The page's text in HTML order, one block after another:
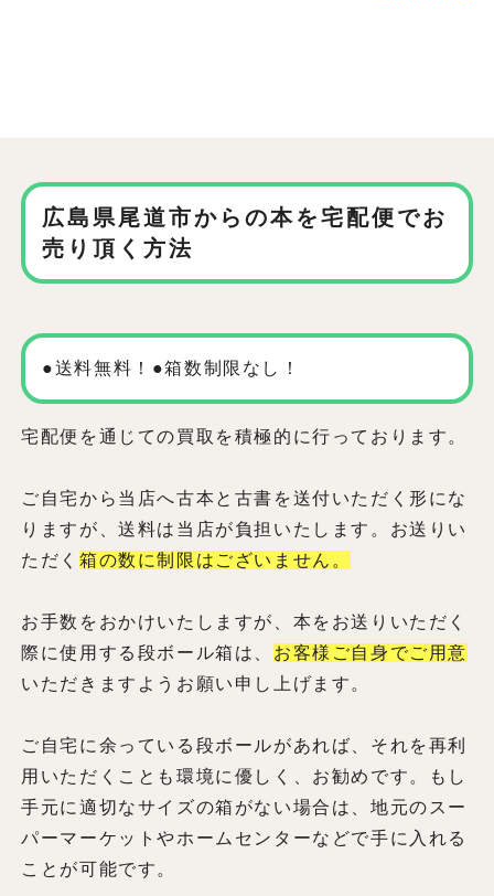
広島県尾道市からの本を宅配便でお
売り頂く方法
●送料無料！●箱数制限なし！
宅配便を通じての買取を積極的に行っております。
ご自宅から当店へ古本と古書を送付いただく形にな
りますが、送料は当店が負担いたします。お送りい
ただく 箱の数に制限はございません。
お手数をおかけいたしますが、本をお送りいただく
際に使用する段ボール箱は、 お客様ご自身でご用意
いただきますようお願い申し上げます。
ご自宅に余っている段ボールがあれば、それを再利
用いただくことも環境に優しく、お勧めです。もし
手元に適切なサイズの箱がない場合は、地元のスー
パーマーケットやホームセンターなどで手に入れる
ことが可能です。